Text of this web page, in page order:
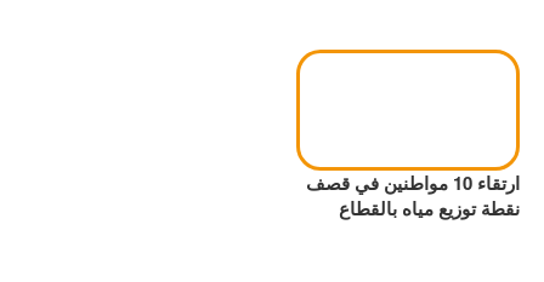
ارتقاء 10 مواطنين في قصف
نقطة توزيع مياه بالقطاع